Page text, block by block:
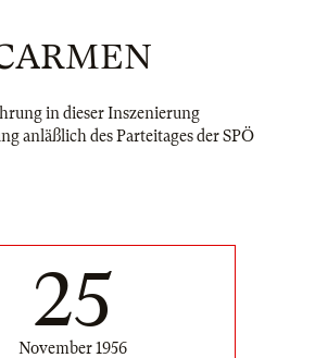
in dieser Inszenierung
anläßlich des Parteitages der SPÖ
25
November 1956